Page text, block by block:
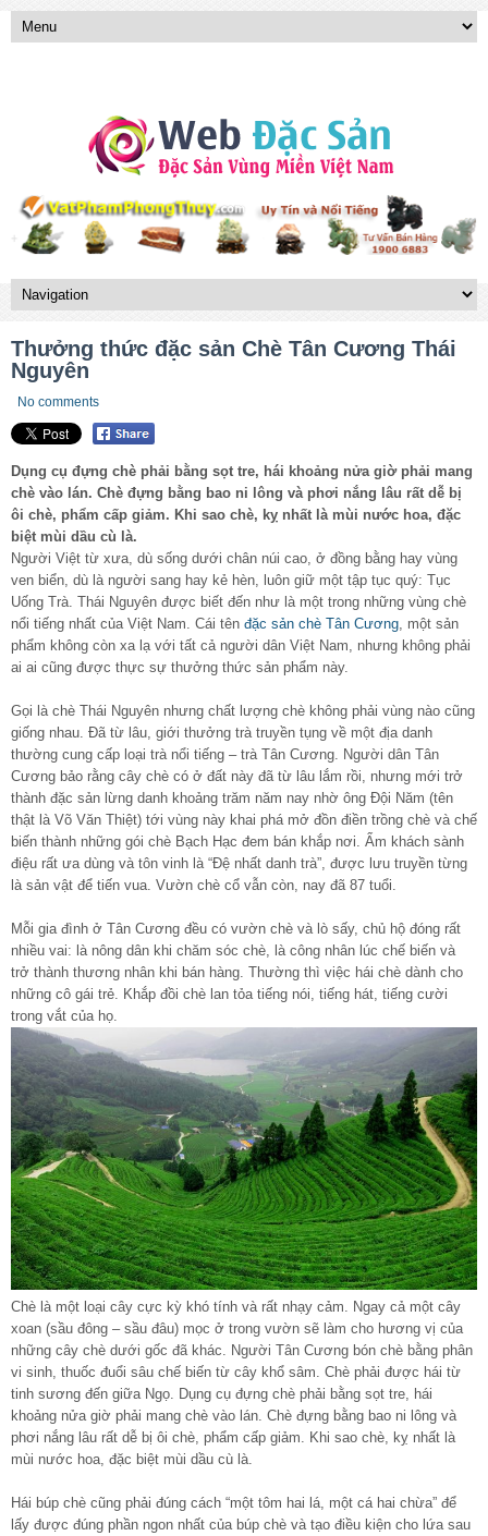
Thưởng thức đặc sản Chè Tân Cương Thái
Nguyên
No comments
Dụng cụ đựng chè phải bằng sọt tre, hái khoảng nửa giờ phải mang
chè vào lán. Chè đựng bằng bao ni lông và phơi nắng lâu rất dễ bị
ôi chè, phẩm cấp giảm. Khi sao chè, kỵ nhất là mùi nước hoa, đặc
biệt mùi dầu cù là.
Người Việt từ xưa, dù sống dưới chân núi cao, ở đồng bằng hay vùng
ven biển, dù là người sang hay kẻ hèn, luôn giữ một tập tục quý: Tục
Uống Trà. Thái Nguyên được biết đến như là một trong những vùng chè
nổi tiếng nhất của Việt Nam. Cái tên đặc sản chè Tân Cương, một sản
phẩm không còn xa lạ với tất cả người dân Việt Nam, nhưng không phải
ai ai cũng được thực sự thưởng thức sản phẩm này.
Gọi là chè Thái Nguyên nhưng chất lượng chè không phải vùng nào cũng
giống nhau. Đã từ lâu, giới thưởng trà truyền tụng về một địa danh
thường cung cấp loại trà nổi tiếng – trà Tân Cương. Người dân Tân
Cương bảo rằng cây chè có ở đất này đã từ lâu lắm rồi, nhưng mới trở
thành đặc sản lừng danh khoảng trăm năm nay nhờ ông Ðội Năm (tên
thật là Võ Văn Thiệt) tới vùng này khai phá mở đồn điền trồng chè và chế
biến thành những gói chè Bạch Hạc đem bán khắp nơi. Ẩm khách sành
điệu rất ưa dùng và tôn vinh là “Ðệ nhất danh trà”, được lưu truyền từng
là sản vật để tiến vua. Vườn chè cổ vẫn còn, nay đã 87 tuổi.
Mỗi gia đình ở Tân Cương đều có vườn chè và lò sấy, chủ hộ đóng rất
nhiều vai: là nông dân khi chăm sóc chè, là công nhân lúc chế biến và
trở thành thương nhân khi bán hàng. Thường thì việc hái chè dành cho
những cô gái trẻ. Khắp đồi chè lan tỏa tiếng nói, tiếng hát, tiếng cười
trong vắt của họ.
Chè là một loại cây cực kỳ khó tính và rất nhạy cảm. Ngay cả một cây
xoan (sầu đông – sầu đâu) mọc ở trong vườn sẽ làm cho hương vị của
những cây chè dưới gốc đã khác. Người Tân Cương bón chè bằng phân
vi sinh, thuốc đuổi sâu chế biến từ cây khổ sâm. Chè phải được hái từ
tinh sương đến giữa Ngọ. Dụng cụ đựng chè phải bằng sọt tre, hái
khoảng nửa giờ phải mang chè vào lán. Chè đựng bằng bao ni lông và
phơi nắng lâu rất dễ bị ôi chè, phẩm cấp giảm. Khi sao chè, kỵ nhất là
mùi nước hoa, đặc biệt mùi dầu cù là.
Hái búp chè cũng phải đúng cách “một tôm hai lá, một cá hai chừa” để
lấy được đúng phần ngon nhất của búp chè và tạo điều kiện cho lứa sau